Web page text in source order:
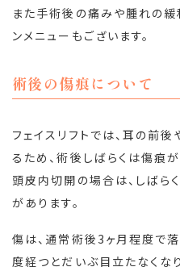
また手術後の痛みや腫れの緩
ンメニューもございます。
術後の傷痕について
フェイスリフトでは、耳の前
るため、術後しばらくは傷痕が
頭皮内切開の場合は、しばら
があります。
傷は、通常術後3ヶ月程度で
度経つとだいぶ目立たなくな